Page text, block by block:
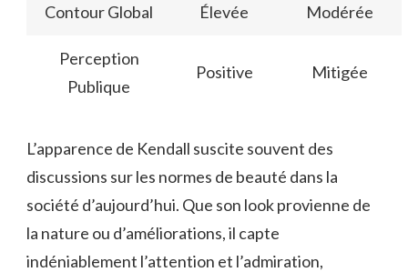
Contour Global Élevée Modérée
Perception
Publique
Positive Mitigée
L’apparence de Kendall suscite souvent des
discussions sur les normes de beauté dans la
société d’aujourd’hui. Que son look provienne de
la nature ou d’améliorations, il capte
indéniablement l’attention et l’admiration,